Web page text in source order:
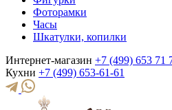
Фоторамки
Часы
Шкатулки, копилки
Интернет-магазин +7 (499) 653 71
Кухни +7 (499) 653-61-61